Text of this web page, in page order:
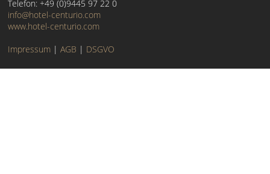
Telefon: +49 (0)9445 97 22 0
info@hotel-centurio.com
www.hotel-centurio.com
Impressum | AGB | DSGVO